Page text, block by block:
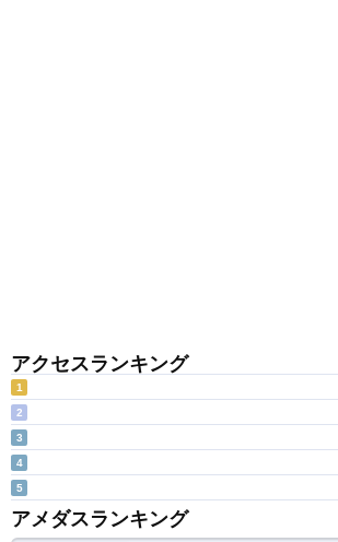
アクセスランキング
1
2
3
4
5
アメダスランキング